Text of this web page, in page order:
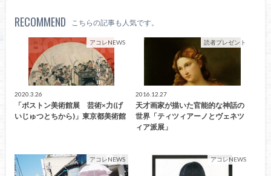
RECOMMEND こちらの記事も人気です。
アコレNEWS
2020.3.26
「ボストン美術館展 芸術×力(げ
いじゅつとちから)」東京都美術館
読者プレゼント
2016.12.27
天才画家が描いた官能的な神話の
世界「ティツィアーノとヴェネツ
ィア派展」
アコレNEWS アコレNEWS